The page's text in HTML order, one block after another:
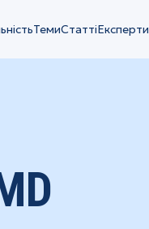
ТемиСтаттіЕксперти